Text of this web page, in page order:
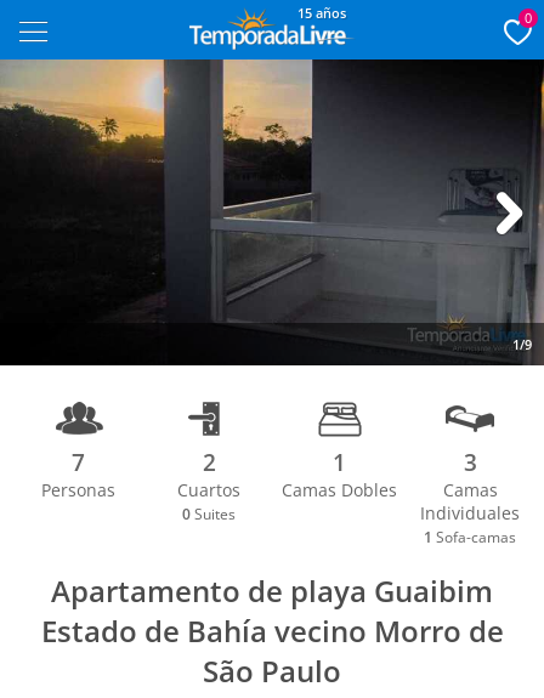
15 años 0
1/9
Next
7
Personas
2
Cuartos
0 Suites
1
Camas Dobles
3
Camas
Individuales
1 Sofa-camas
Apartamento de playa Guaibim
Estado de Bahía vecino Morro de
São Paulo